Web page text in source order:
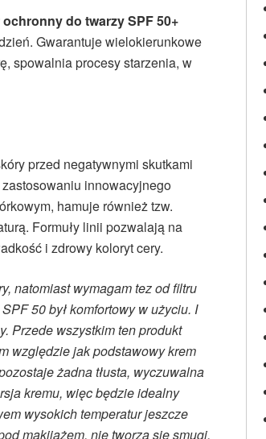
do twarzy SPF 50+
Gwarantuje wielokierunkowe
spowalnia procesy starzenia, w
przed negatywnymi skutkami
innowacyjnego
hamuje również tzw.
Formuły linii pozwalają na
i zdrowy koloryt cery.
natomiast wymagam tez od filtru
50 był komfortowy w użyciu. I
Przede wszystkim ten produkt
względzie jak podstawowy krem
żadna tłusta, wyczuwalna
kremu, więc będzie idealny
wysokich temperatur jeszcze
makijażem, nie tworzą się smugi,